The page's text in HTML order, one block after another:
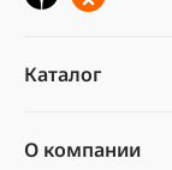
Каталог
О компании